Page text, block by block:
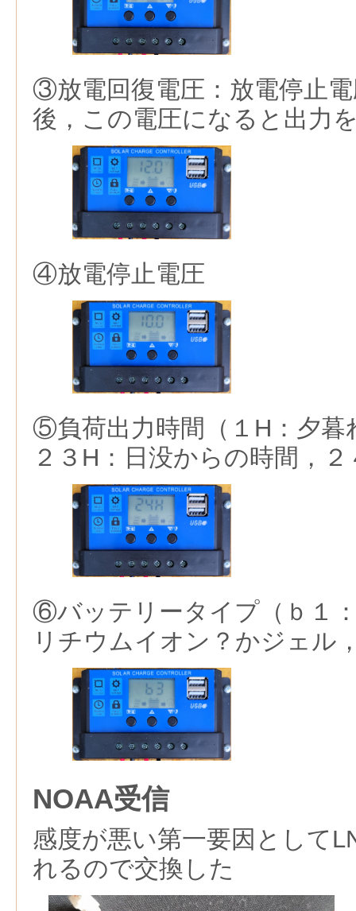
③放電回復電圧：放電停止
後，この電圧になると出力
④放電停止電圧
⑤負荷出力時間（１H：夕暮
２３H：日没からの時間，
⑥バッテリータイプ（ｂ１
リチウムイオン？かジェル
NOAA受信
感度が悪い第一要因として
れるので交換した